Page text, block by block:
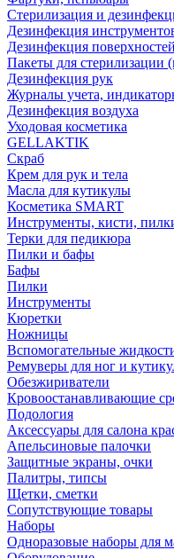
Стерилизация и
Дезинфекция
Дезинфекция поверхностей
Пакеты для стерилизации
Дезинфекция рук
Журналы учета,
Дезинфекция воздуха
Уходовая косметика
GELLAKTIK
Скраб
Крем для рук и тела
Масла для кутикулы
Косметика SMART
Инструменты, кисти,
Терки для педикюра
Пилки и бафы
Бафы
Пилки
Инструменты
Кюретки
Ножницы
Вспомогательные
Ремуверы для ног и
Обезжириватели
Кровоостанавливающие
Подология
Аксессуары для салона
Апельсиновые палочки
Защитные экраны, очки
Палитры, типсы
Щетки, сметки
Сопутствующие товары
Наборы
Одноразовые наборы для